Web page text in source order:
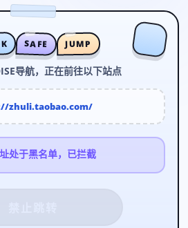
SAFE JUMP
导航，正在前往以下站点
zhuli.taobao.com/
处于黑名单，已拦截